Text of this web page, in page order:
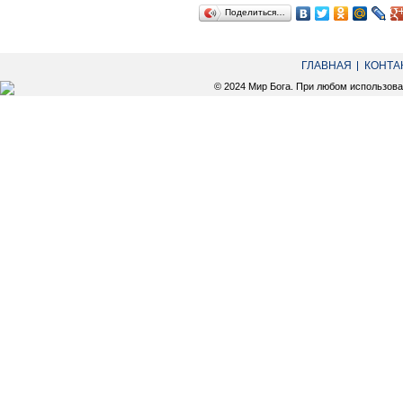
Поделиться…
ГЛАВНАЯ
© 2024 Мир Бога. При любом